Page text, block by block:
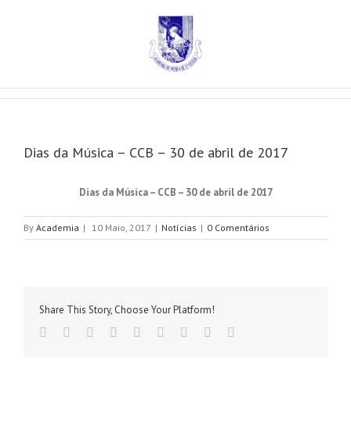
Dias da Música – CCB – 30 de abril de 2017
Dias da Música – CCB – 30 de abril de 2017
By Academia | 10 Maio, 2017 | Notícias | 0 Comentários
Share This Story, Choose Your Platform!
Facebook
TwitterLinkedin
Reddit TumblrGoogle+Pinterest